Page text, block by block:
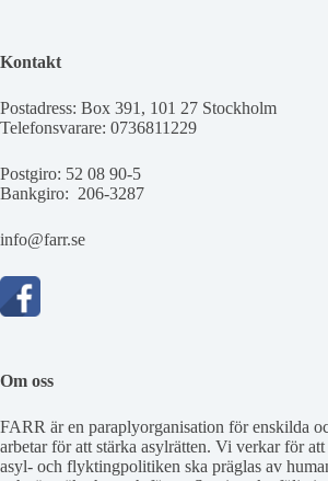
Kontakt
Postadress: Box 391, 101 27 Stockholm
Telefonsvarare: 0736811229
Postgiro: 52 08 90-5
Bankgiro: 206-3287
info@farr.se
Om oss
FARR är en paraplyorganisation för enskilda
arbetar för att stärka asylrätten. Vi verkar för att
asyl- och flyktingpolitiken ska präglas av